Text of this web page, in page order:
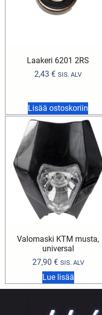
Laakeri 6201 2RS
2,43 € SIS. ALV
Lisää ostoskoriin
Valomaski KTM musta,
universal
27,90 € SIS. ALV
Lue lisää